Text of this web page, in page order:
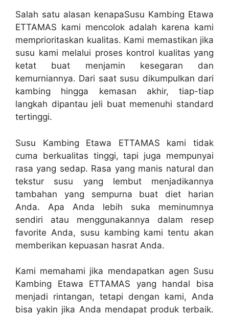
Salah satu alasan kenapaSusu Kambing Etawa
ETTAMAS kami mencolok adalah karena kami
memprioritaskan kualitas. Kami memastikan jika
susu kami melalui proses kontrol kualitas yang
ketat buat menjamin kesegaran dan
kemurniannya. Dari saat susu dikumpulkan dari
kambing hingga kemasan akhir, tiap-tiap
langkah dipantau jeli buat memenuhi standard
tertinggi.
Susu Kambing Etawa ETTAMAS kami tidak
cuma berkualitas tinggi, tapi juga mempunyai
rasa yang sedap. Rasa yang manis natural dan
tekstur susu yang lembut menjadikannya
tambahan yang sempurna buat diet harian
Anda. Apa Anda lebih suka meminumnya
sendiri atau menggunakannya dalam resep
favorite Anda, susu kambing kami tentu akan
memberikan kepuasan hasrat Anda.
Kami memahami jika mendapatkan agen Susu
Kambing Etawa ETTAMAS yang handal bisa
menjadi rintangan, tetapi dengan kami, Anda
bisa yakin jika Anda mendapat produk terbaik.